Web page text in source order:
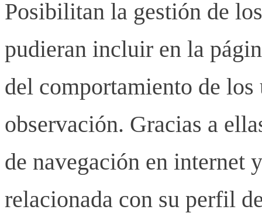
Posibilitan la gestión de
pudieran incluir en la
del comportamiento de los
observación. Gracias a
de navegación en internet
relacionada con su perfil